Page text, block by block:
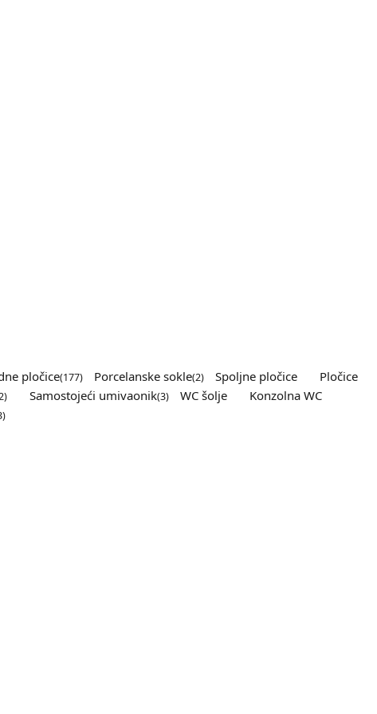
pločice(177) Porcelanske sokle(2) Spoljne pločice
Pločice
Samostojeći umivaonik(3) WC šolje
Konzolna WC